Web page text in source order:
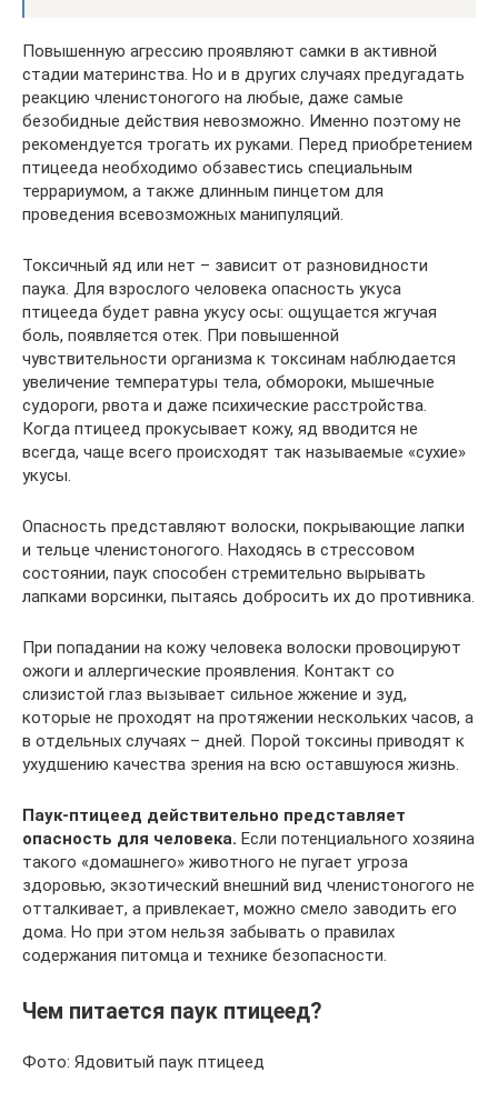
Повышенную агрессию проявляют самки в активной
стадии материнства. Но и в других случаях предугадать
реакцию членистоногого на любые, даже самые
безобидные действия невозможно. Именно поэтому не
рекомендуется трогать их руками. Перед приобретением
птицееда необходимо обзавестись специальным
террариумом, а также длинным пинцетом для
проведения всевозможных манипуляций.
Токсичный яд или нет – зависит от разновидности
паука. Для взрослого человека опасность укуса
птицееда будет равна укусу осы: ощущается жгучая
боль, появляется отек. При повышенной
чувствительности организма к токсинам наблюдается
увеличение температуры тела, обмороки, мышечные
судороги, рвота и даже психические расстройства.
Когда птицеед прокусывает кожу, яд вводится не
всегда, чаще всего происходят так называемые «сухие»
укусы.
Опасность представляют волоски, покрывающие лапки
и тельце членистоногого. Находясь в стрессовом
состоянии, паук способен стремительно вырывать
лапками ворсинки, пытаясь добросить их до противника.
При попадании на кожу человека волоски провоцируют
ожоги и аллергические проявления. Контакт со
слизистой глаз вызывает сильное жжение и зуд,
которые не проходят на протяжении нескольких часов, а
в отдельных случаях – дней. Порой токсины приводят к
ухудшению качества зрения на всю оставшуюся жизнь.
Паук-птицеед действительно представляет
опасность для человека. Если потенциального хозяина
такого «домашнего» животного не пугает угроза
здоровью, экзотический внешний вид членистоногого не
отталкивает, а привлекает, можно смело заводить его
дома. Но при этом нельзя забывать о правилах
содержания питомца и технике безопасности.
Чем питается паук птицеед?
Фото: Ядовитый паук птицеед